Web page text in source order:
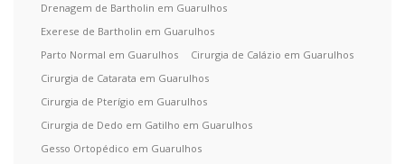
Drenagem de Bartholin em Guarulhos
Exerese de Bartholin em Guarulhos
Parto Normal em Guarulhos
Cirurgia de Calázio em Guarulhos
Cirurgia de Catarata em Guarulhos
Cirurgia de Pterígio em Guarulhos
Cirurgia de Dedo em Gatilho em Guarulhos
Gesso Ortopédico em Guarulhos